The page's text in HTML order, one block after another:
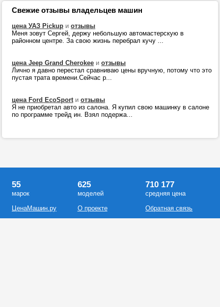
Свежие отзывы владельцев машин
цена УАЗ Pickup и отзывы
Меня зовут Сергей, держу небольшую автомастерскую в
районном центре. За свою жизнь перебрал кучу ...
цена Jeep Grand Cherokee и отзывы
Лично я давно перестал сравниваю цены вручную, потому что это
пустая трата времени.Сейчас р...
цена Ford EcoSportи отзывы
Я не приобретал авто из салона. Я купил свою машинку в салоне
по программе трейд ин. Взял подержа...
55
марок
ЦенаМашин.ру
625
моделей
О проекте
710 177
средняя цена
Обратная связь